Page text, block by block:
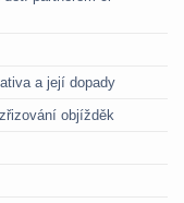
a její dopady
objížděk